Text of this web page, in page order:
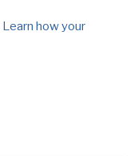
Learn how your